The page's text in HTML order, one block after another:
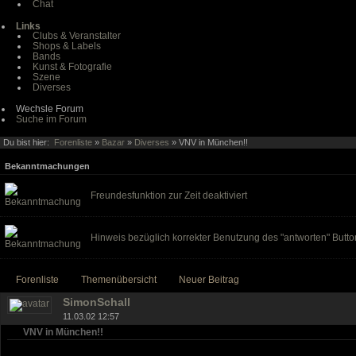
Chat
Links
Clubs & Veranstalter
Shops & Labels
Bands
Kunst & Fotografie
Szene
Diverses
Wechsle Forum
Suche im Forum
Du bist hier: Forenliste » Bazar » Diverses » VNV in München!!
Bekanntmachungen
Freundesfunktion zur Zeit deaktiviert
Hinweis bezüglich korrekter Benutzung des "antworten"
Forenliste Themenübersicht Neuer Beitrag
SimonSchall
11.03.02 12:57
VNV in München!!